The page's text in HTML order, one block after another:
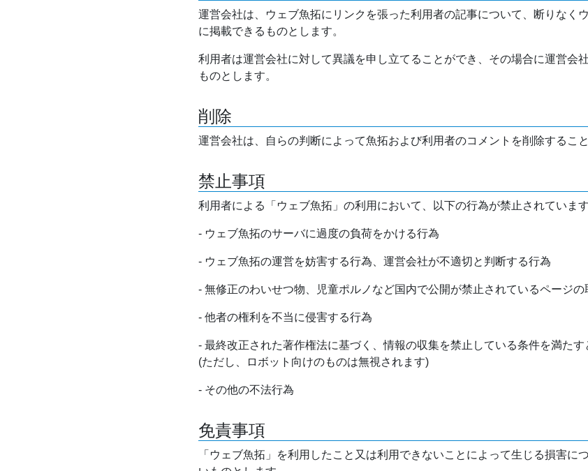
運営会社は、ウェブ魚拓にリンクを張った利用者の記事について、断りなく
に掲載できるものとします。
利用者は運営会社に対して異議を申し立てることができ、その場合に運営会
ものとします。
削除
運営会社は、自らの判断によって魚拓および利用者のコメントを削除するこ
禁止事項
利用者による「ウェブ魚拓」の利用において、以下の行為が禁止されています
- ウェブ魚拓のサーバに過度の負荷をかける行為
- ウェブ魚拓の運営を妨害する行為、運営会社が不適切と判断する行為
- 無修正のわいせつ物、児童ポルノなど国内で公開が禁止されているページの
- 他者の権利を不当に侵害する行為
- 最終改正された著作権法に基づく、情報の収集を禁止している条件を満たす
(ただし、ロボット向けのものは無視されます)
- その他の不法行為
免責事項
「ウェブ魚拓」を利用したこと又は利用できないことによって生じる損害に